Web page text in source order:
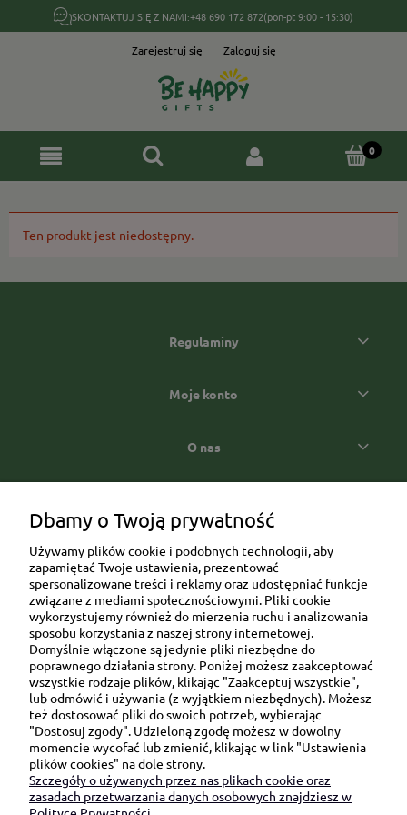
SKONTAKTUJ SIĘ Z NAMI:+48 690 172 872(pon-pt 9:00 - 15:30)
Zarejestruj się Zaloguj się
Ten produkt jest niedostępny.
Regulaminy
Moje konto
O nas
Ul. Brukowa 6/8 lok. 57/58
91-341 Łódź
NIP: 6751510615
SKONTAKTUJ SIĘ Z NAMI:
sklep@be-happygifts.com
+48 690 172 872
Dbamy o Twoją prywatność
Używamy plików cookie i podobnych technologii, aby
zapamiętać Twoje ustawienia, prezentować
spersonalizowane treści i reklamy oraz udostępniać funkcje
związane z mediami społecznościowymi. Pliki cookie
wykorzystujemy również do mierzenia ruchu i analizowania
sposobu korzystania z naszej strony internetowej.
Domyślnie włączone są jedynie pliki niezbędne do
poprawnego działania strony. Poniżej możesz zaakceptować
wszystkie rodzaje plików, klikając "Zaakceptuj wszystkie",
lub odmówić i używania (z wyjątkiem niezbędnych). Możesz
też dostosować pliki do swoich potrzeb, wybierając
"Dostosuj zgody". Udzieloną zgodę możesz w dowolny
momencie wycofać lub zmienić, klikając w link "Ustawienia
plików cookies" na dole strony.
Szczegóły o używanych przez nas plikach cookie oraz
zasadach przetwarzania danych osobowych znajdziesz w